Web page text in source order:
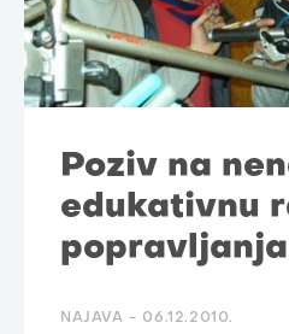
Poziv na
edukativnu
NAJAVA - 06.12.2010.